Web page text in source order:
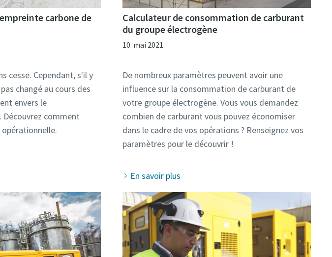
carbone de
cesse. Cependant, s'il y
changé au cours des
envers le
comment
Calculateur de consommation de carburant
du groupe électrogène
10. mai 2021
De nombreux paramètres peuvent avoir une
influence sur la consommation de carburant de
votre groupe électrogène. Vous vous demandez
combien de carburant vous pouvez économiser
dans le cadre de vos opérations ? Renseignez vos
En savoir plus